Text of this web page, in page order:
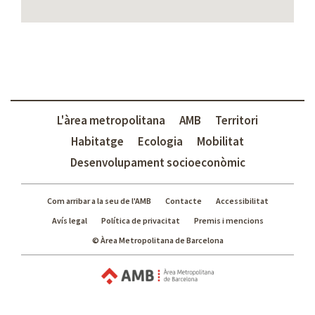
L'àrea metropolitana AMB
Territori
Habitatge
Ecologia
Mobilitat
Desenvolupament socioeconòmic
Com arribar a la seu de l'AMB Contacte
Accessibilitat
Avís legal
Política de privacitat
Premis i mencions
© Àrea Metropolitana de Barcelona